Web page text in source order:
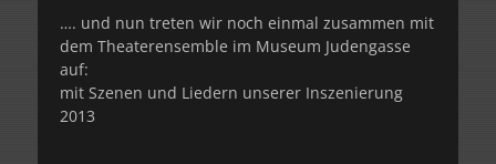
…. und nun treten wir noch einmal zusammen mit
dem Theaterensemble im Museum Judengasse
auf:
mit Szenen und Liedern unserer Inszenierung
2013